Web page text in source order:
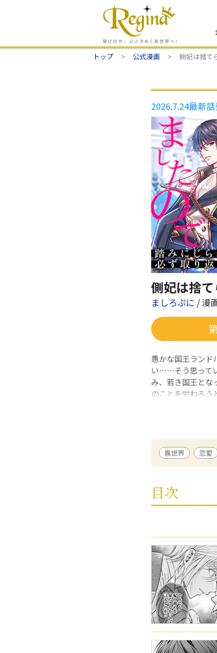
トップ 公式漫画 側妃は捨て
2026.7.24最新
側妃は捨
ましろぷに / 漫
愚かな国王ランド
い……そう思って
み、若き国王とな
のことを労わろ
して、新天地か
ましろぷに/ 漫画
画家。代表作に『
づくりとおうちカ
異世界 恋愛
目次